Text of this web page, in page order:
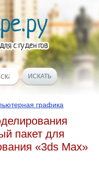
графика
пакет для
«3ds Max»